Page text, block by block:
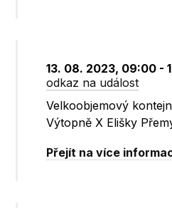
13. 08. 2023, 09:00 -
odkaz na událost
Velkoobjemový
Výtopně X Elišky
Přejít na více